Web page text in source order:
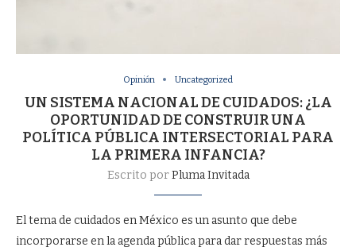
Opinión Uncategorized
UN SISTEMA NACIONAL DE CUIDADOS: ¿LA
OPORTUNIDAD DE CONSTRUIR UNA
POLÍTICA PÚBLICA INTERSECTORIAL PARA
LA PRIMERA INFANCIA?
Escrito porPluma Invitada
El tema de cuidados en México es un asunto que debe
incorporarse en la agenda pública para dar respuestas más